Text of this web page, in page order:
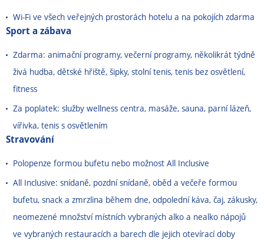
Wi-Fi ve všech veřejných prostorách hotelu a na pokojích zdarma
Sport a zábava
Zdarma: animační programy, večerní programy, několikrát týdně
živá hudba, dětské hřiště, šipky, stolní tenis, tenis bez osvětlení,
fitness
Za poplatek: služby wellness centra, masáže, sauna, parní lázeň,
vířivka, tenis s osvětlením
Stravování
Polopenze formou bufetu nebo možnost All Inclusive
All Inclusive: snídaně, pozdní snídaně, oběd a večeře formou
bufetu, snack a zmrzlina během dne, odpolední káva, čaj, zákusky,
neomezené množství místních vybraných alko a nealko nápojů
ve vybraných restauracích a barech dle jejich otevírací doby